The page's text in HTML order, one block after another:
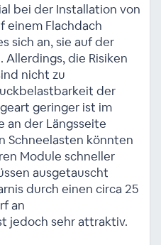
bei der Installation von
einem Flachdach
sich an, sie auf der
Allerdings, die Risiken
nicht zu
der
geringer ist im
an der Längsseite
Schneelasten könnten
Module schneller
ausgetauscht
durch einen circa 25
an
jedoch sehr attraktiv.